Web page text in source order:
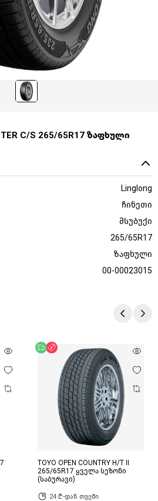
C/S 265/65R17 ზაფხული
Linglong
ჩინეთი
მსუბუქი
265/65R17
ზაფხული
00-00023015
უფასო მიწოდება
ფასდაკლება
TOYO OPEN COUNTRY H/T II
265/65R17 ყველა სეზონი
(საბურავი)
24 ₾-დან თვეში